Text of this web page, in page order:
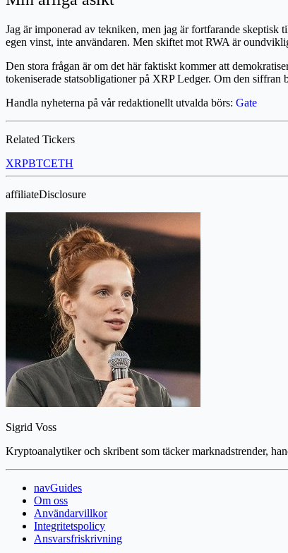
Jag är imponerad av tekniken, men jag är fortfarande
egen vinst, inte användaren. Men skiftet mot RWA är
Den stora frågan är om det här faktiskt kommer att
tokeniserade statsobligationer på XRP Ledger. Om den
Handla nyheterna på vår redaktionellt utvalda börs: Gate
Related Tickers
XRPBTCETH
affiliateDisclosure
Sigrid Voss
Kryptoanalytiker och skribent som täcker marknadstrender,
navGuides
Om oss
Användarvillkor
Integritetspolicy
Ansvarsfriskrivning